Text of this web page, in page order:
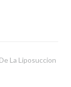
La Liposuccion